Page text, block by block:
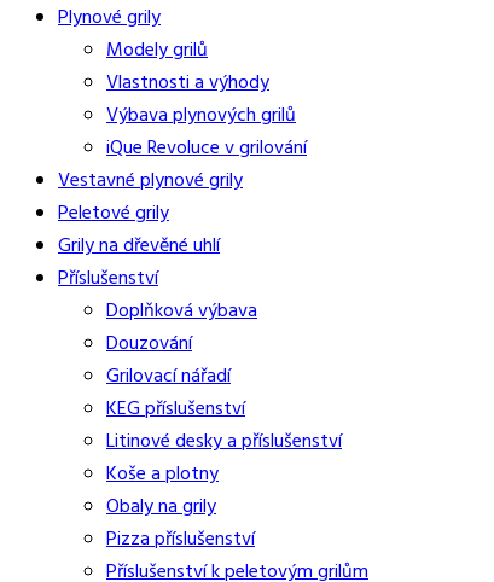
Plynové grily
Modely grilů
Vlastnosti a výhody
Výbava plynových grilů
iQue Revoluce v grilování
Vestavné plynové grily
Peletové grily
Grily na dřevěné uhlí
Příslušenství
Doplňková výbava
Douzování
Grilovací nářadí
KEG příslušenství
Litinové desky a příslušenství
Koše a plotny
Obaly na grily
Pizza příslušenství
Příslušenství k peletovým grilům